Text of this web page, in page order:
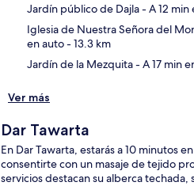
Jardín público de Dajla- A 12 min
Iglesia de Nuestra Señora del
en auto- 13.3 km
Jardín de la Mezquita- A 17 min
Ver más
Dar Tawarta
En Dar Tawarta, estarás a 10 minutos
consentirte con un masaje de tejido
servicios destacan su alberca techada,